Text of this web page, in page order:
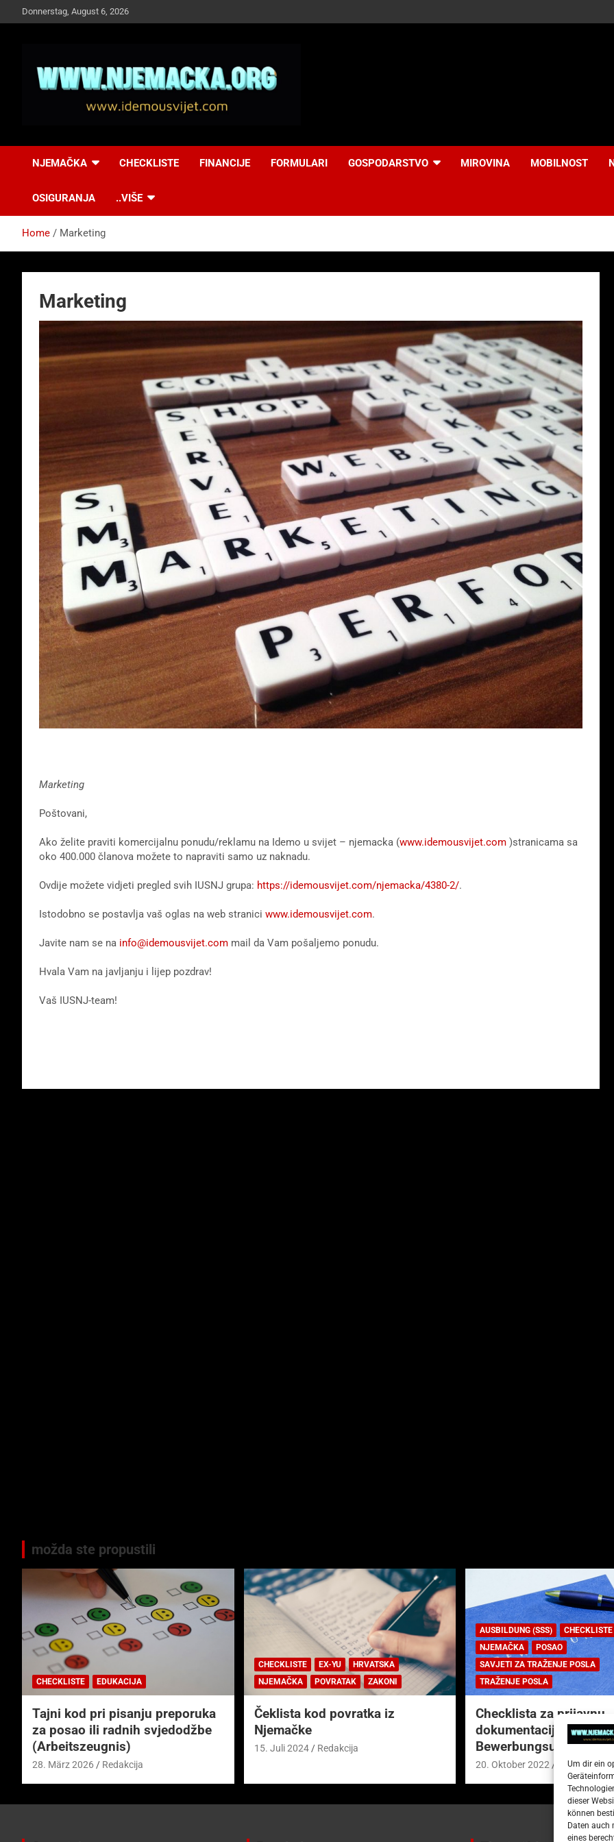
Um dir ein
dieser
können
Daten auch
eines
to
Donnerstag, August 6, 2026
Idemo u Svijet-
NJEMAČKA CHECKLISTE FINANCIJE FORMULARI GOSPODARSTVO MIROVINA MOBILNOST
OSIGURANJA ..VIŠE
Home Marketing
Marketing
Marketing
Poštovani,
Ako želite praviti komercijalnu ponudu/reklamu na Idemo u svijet – njemacka (www.idemousvijet.com )stranicama sa
oko 400.000 članova možete to napraviti samo uz naknadu.
Ovdije možete vidjeti pregled svih IUSNJ grupa: https://idemousvijet.com/njemacka/4380-2/.
Istodobno se postavlja vaš oglas na web stranici www.idemousvijet.com.
Javite nam se na info@idemousvijet.com mail da Vam pošaljemo ponudu.
Hvala Vam na javljanju i lijep pozdrav!
Vaš IUSNJ-team!
možda ste propustili
CHECKLISTE EDUKACIJA
Tajni kod pri pisanju preporuka
za posao ili radnih svjedodžbe
(Arbeitszeugnis)
28. März 2026 Redakcija
CHECKLISTE EX-YU
HRVATSKA
NJEMAČKA
POVRATAK ZAKONI
Čeklista kod povratka iz
Njemačke
15. Juli 2024 Redakcija
AUSBILDUNG (SSS)
CHECKLISTE
NJEMAČKA
POSAO
SAVJETI ZA TRAŽENJE POSLA
TRAŽENJE POSLA
Checklista za prijavnu
dokumentaciju (njem.
20. Oktober 2022 Redakcija